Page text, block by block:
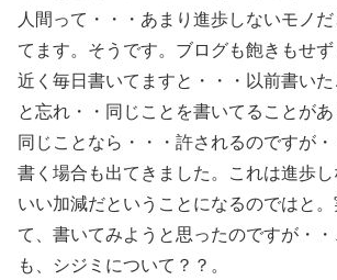
人間って・・・あまり進歩しないモノ
てます。そうです。ブログも飽きもせ
近く毎日書いてますと・・・以前書い
と忘れ・・同じことを書いてることがあ
同じことなら・・・許されるのですが
書く場合も出てきました。これは進歩し
いい加減だということになるのではと
て、書いてみようと思ったのですが・
も、シジミについて？？。